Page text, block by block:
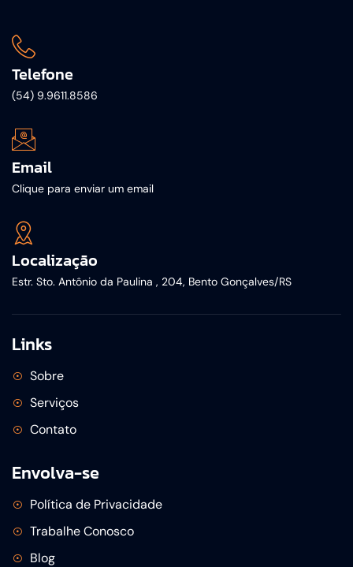
Telefone
(54) 9.9611.8586
Email
Clique para enviar um email
Localização
Estr. Sto. Antônio da Paulina , 204, Bento Gonçalves/RS
Links
Sobre
Serviços
Contato
Envolva-se
Política de Privacidade
Trabalhe Conosco
Blog